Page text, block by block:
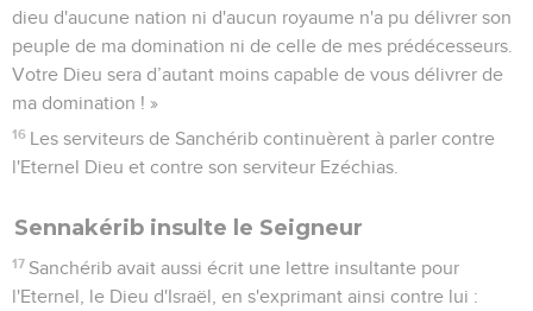
dieu d'aucune nation ni d'aucun royaume n'a pu délivrer son
peuple de ma domination ni de celle de mes prédécesseurs.
Votre Dieu sera d’autant moins capable de vous délivrer de
ma domination ! »
16 Les serviteurs de Sanchérib continuèrent à parler contre
l'Eternel Dieu et contre son serviteur Ezéchias.
Sennakérib insulte le Seigneur
17 Sanchérib avait aussi écrit une lettre insultante pour
l'Eternel, le Dieu d'Israël, en s'exprimant ainsi contre lui :